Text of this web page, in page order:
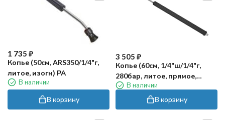
1 735 ₽
Копье (50см, ARS350/1/4"г,
литое, изогн) РА
В наличии
В корзину
3 505 ₽
Копье (60см, 1/4"ш/1/4"г,
280бар, литое, прямое,
нерж, термо) PA
В наличии
В корзину